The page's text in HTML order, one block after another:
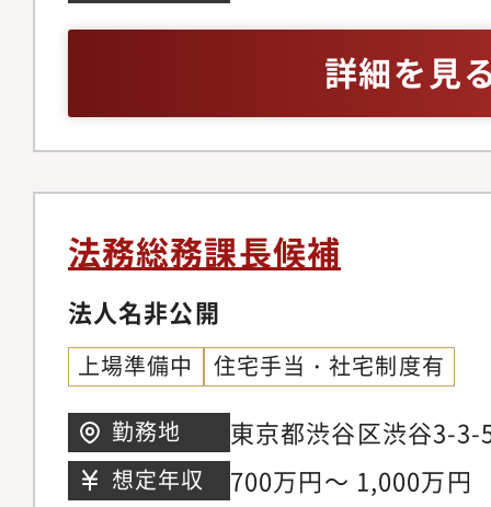
紛争・訴訟の対応・
遵守）?など【魅?】
り、30社以上のグル
企業です。「インタ
販」という、当時一
をいち早く取り込む
しています。【働き
基本としています。
なっており、プライ
保できる働きやすい
詳細を見
法務総務課長候補
法人名非公開
上場準備中 住宅手当・社宅制度有
勤務地 東京都渋谷区渋谷3-
想定年収 700万円～ 1,000万円